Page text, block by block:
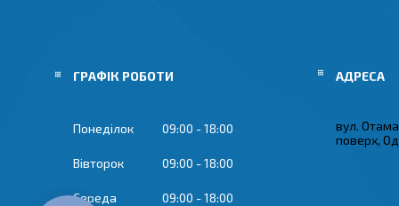
ГРАФІК РОБОТИ
Понеділок 09:00 18:00
Вівторок 09:00 18:00
Середа 09:00 18:00
вул.
поверх,